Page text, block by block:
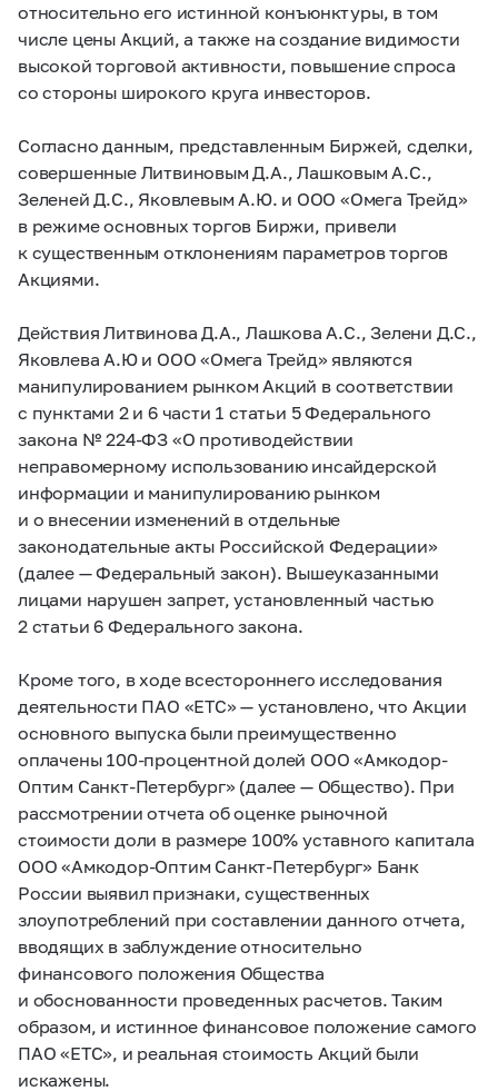
относительно его истинной конъюнктуры, в том
числе цены Акций, а также на создание видимости
высокой торговой активности, повышение спроса
со стороны широкого круга инвесторов.
Согласно данным, представленным Биржей, сделки,
совершенные Литвиновым Д.А., Лашковым А.С.,
Зеленей Д.С., Яковлевым А.Ю. и ООО «Омега Трейд»
в режиме основных торгов Биржи, привели
к существенным отклонениям параметров торгов
Акциями.
Действия Литвинова Д.А., Лашкова А.С., Зелени Д.С.,
Яковлева А.Ю и ООО «Омега Трейд» являются
манипулированием рынком Акций в соответствии
с пунктами 2 и 6 части 1 статьи 5 Федерального
закона №224-ФЗ «О противодействии
неправомерному использованию инсайдерской
информации и манипулированию рынком
и о внесении изменений в отдельные
законодательные акты Российской Федерации»
(далее — Федеральный закон). Вышеуказанными
лицами нарушен запрет, установленный частью
2 статьи 6 Федерального закона.
Кроме того, в ходе всестороннего исследования
деятельности ПАО «ЕТС» — установлено, что Акции
основного выпуска были преимущественно
оплачены 100-процентной долей ООО «Амкодор-
Оптим Санкт-Петербург» (далее — Общество). При
рассмотрении отчета об оценке рыночной
стоимости доли в размере 100% уставного капитала
ООО «Амкодор-Оптим Санкт-Петербург» Банк
России выявил признаки, существенных
злоупотреблений при составлении данного отчета,
вводящих в заблуждение относительно
финансового положения Общества
и обоснованности проведенных расчетов. Таким
образом, и истинное финансовое положение самого
ПАО «ЕТС», и реальная стоимость Акций были
искажены.